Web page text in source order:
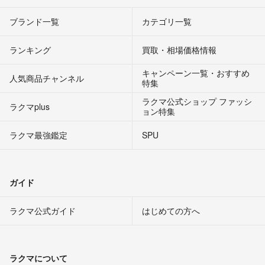
ブランド一覧 カテゴリ一覧
ランキング 買取・相場価格情報
人気商品チャンネル
キャンペーン一覧・おすすめ
特集
ラクマplus
ラクマ公式ショップ ファッシ
ョン特集
ラクマ最強鑑定
SPU
ガイド
ラクマ公式ガイド はじめての方へ
ラクマについて